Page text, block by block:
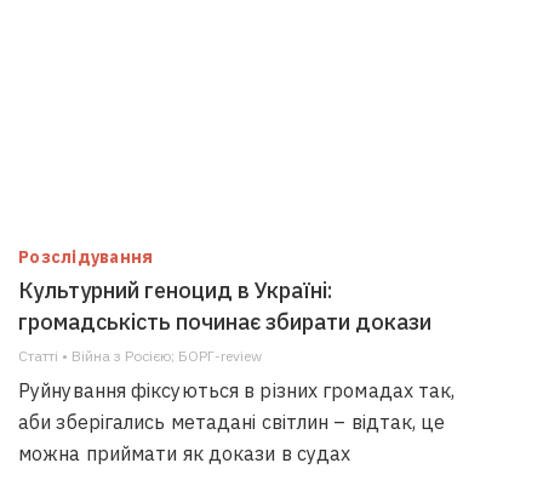
Розслідування
Культурний геноцид в Україні:
громадськість починає збирати докази
Статті • Війна з Росією; БОРГ-review
Руйнування фіксуються в різних громадах так,
аби зберігались метадані світлин – відтак, це
можна приймати як докази в судах